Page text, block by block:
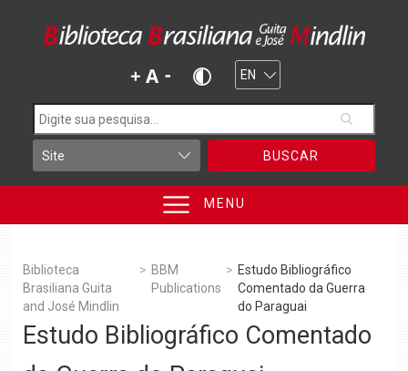
BUSCAR
MENU
Biblioteca
Brasiliana Guita
and José Mindlin
> BBM
Publications
> Estudo Bibliográfico
Comentado da Guerra
do Paraguai
Estudo Bibliográfico Comentado